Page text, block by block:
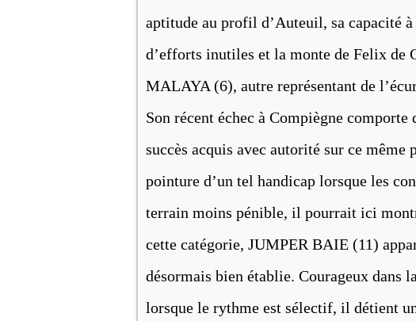
aptitude au profil d’Auteuil, sa capacité
d’efforts inutiles et la monte de Felix de
MALAYA (6), autre représentant de
Son récent échec à Compiègne comporte
succès acquis avec autorité sur ce même
pointure d’un tel handicap lorsque les
terrain moins pénible, il pourrait ici
cette catégorie, JUMPER BAIE (11)
désormais bien établie. Courageux dans
lorsque le rythme est sélectif, il détient